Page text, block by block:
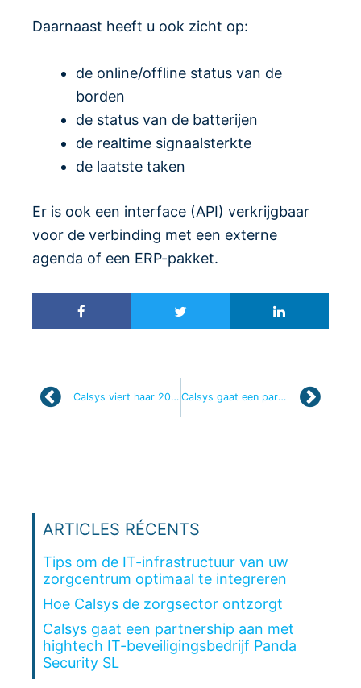
Daarnaast heeft u ook zicht op:
de online/offline status van de
borden
de status van de batterijen
de realtime signaalsterkte
de laatste taken
Er is ook een interface (API) verkrijgbaar
voor de verbinding met een externe
agenda of een ERP-pakket.
Calsys viert haar 20-jarig bestaan Calsys gaat een partnership aan met hightech IT-beveiligingsbedrijf Panda Security SL
ARTICLES RÉCENTS
Tips om de IT-infrastructuur van uw
zorgcentrum optimaal te integreren
Hoe Calsys de zorgsector ontzorgt
Calsys gaat een partnership aan met
hightech IT-beveiligingsbedrijf Panda
Security SL